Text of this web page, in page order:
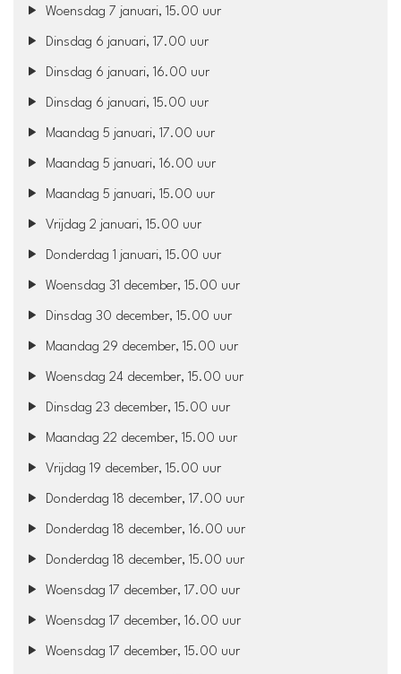
Woensdag 7 januari, 15.00 uur
Dinsdag 6 januari, 17.00 uur
Dinsdag 6 januari, 16.00 uur
Dinsdag 6 januari, 15.00 uur
Maandag 5 januari, 17.00 uur
Maandag 5 januari, 16.00 uur
Maandag 5 januari, 15.00 uur
Vrijdag 2 januari, 15.00 uur
Donderdag 1 januari, 15.00 uur
Woensdag 31 december, 15.00 uur
Dinsdag 30 december, 15.00 uur
Maandag 29 december, 15.00 uur
Woensdag 24 december, 15.00 uur
Dinsdag 23 december, 15.00 uur
Maandag 22 december, 15.00 uur
Vrijdag 19 december, 15.00 uur
Donderdag 18 december, 17.00 uur
Donderdag 18 december, 16.00 uur
Donderdag 18 december, 15.00 uur
Woensdag 17 december, 17.00 uur
Woensdag 17 december, 16.00 uur
Woensdag 17 december, 15.00 uur